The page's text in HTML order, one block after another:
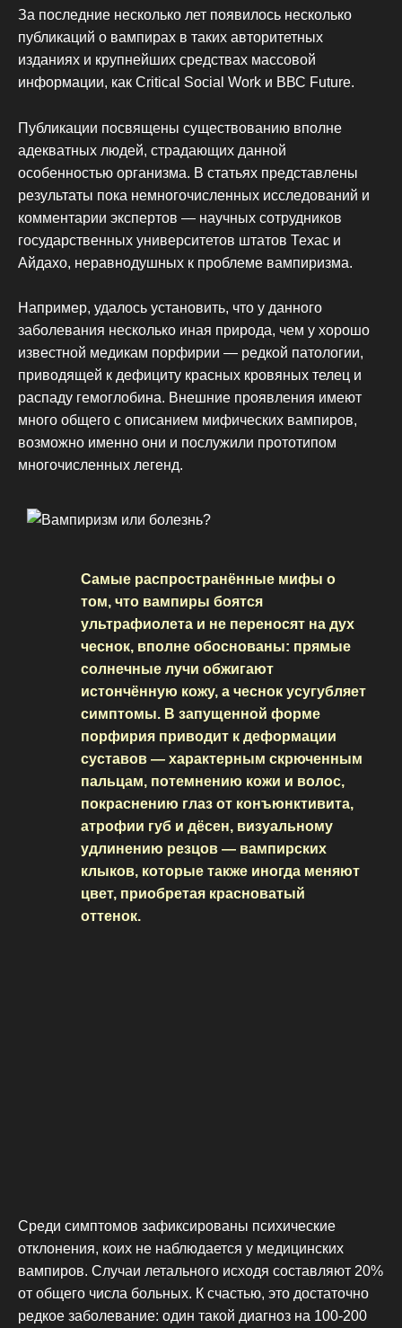
За последние несколько лет появилось несколько
публикаций о вампирах в таких авторитетных
изданиях и крупнейших средствах массовой
информации, как Critical Social Work и ВВС Future.
Публикации посвящены существованию вполне
адекватных людей, страдающих данной
особенностью организма. В статьях представлены
результаты пока немногочисленных исследований и
комментарии экспертов — научных сотрудников
государственных университетов штатов Техас и
Айдахо, неравнодушных к проблеме вампиризма.
Например, удалось установить, что у данного
заболевания несколько иная природа, чем у хорошо
известной медикам порфирии — редкой патологии,
приводящей к дефициту красных кровяных телец и
распаду гемоглобина. Внешние проявления имеют
много общего с описанием мифических вампиров,
возможно именно они и послужили прототипом
многочисленных легенд.
Самые распространённые мифы о
том, что вампиры боятся
ультрафиолета и не переносят на дух
чеснок, вполне обоснованы: прямые
солнечные лучи обжигают
истончённую кожу, а чеснок усугубляет
симптомы. В запущенной форме
порфирия приводит к деформации
суставов — характерным скрюченным
пальцам, потемнению кожи и волос,
покраснению глаз от конъюнктивита,
атрофии губ и дёсен, визуальному
удлинению резцов — вампирских
клыков, которые также иногда меняют
цвет, приобретая красноватый
оттенок.
Среди симптомов зафиксированы психические
отклонения, коих не наблюдается у медицинских
вампиров. Случаи летального исходя составляют 20%
от общего числа больных. К счастью, это достаточно
редкое заболевание: один такой диагноз на 100-200